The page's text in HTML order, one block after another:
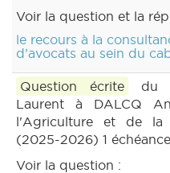
Voir la question et la
le recours à la
d’avocats au sein du
Question écrite du
Laurent à DALCQ
l'Agriculture et de la
(2025-2026) 1
Voir la question :